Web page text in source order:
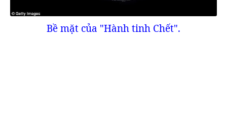
Bề mặt của "Hành tinh Chết".